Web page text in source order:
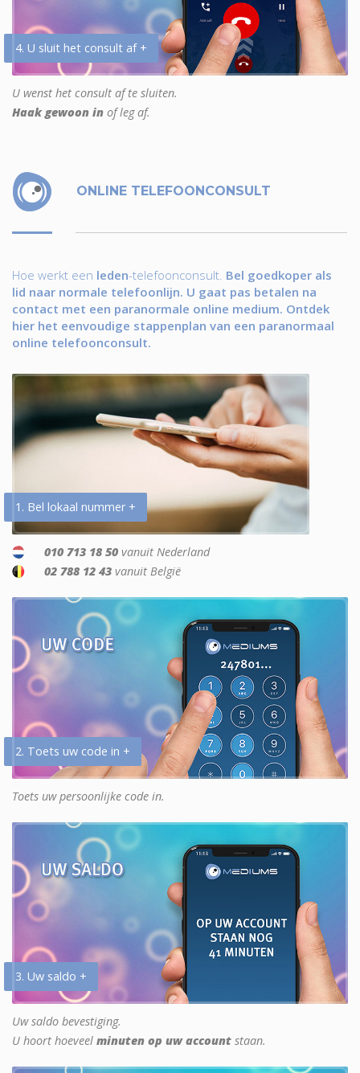
4. U sluit het consult af +
U wenst het consult af te sluiten.
Haak gewoon in of leg af.
ONLINE TELEFOONCONSULT
Hoe werkt een leden-telefoonconsult. Bel goedkoper als
lid naar normale telefoonlijn. U gaat pas betalen na
contact met een paranormale online medium. Ontdek
hier het eenvoudige stappenplan van een paranormaal
online telefoonconsult.
1. Bel lokaal nummer +
010 713 18 50 vanuit Nederland
02 788 12 43 vanuit België
2. Toets uw code in +
Toets uw persoonlijke code in.
3. Uw saldo +
Uw saldo bevestiging.
U hoort hoeveel minuten op uw account staan.